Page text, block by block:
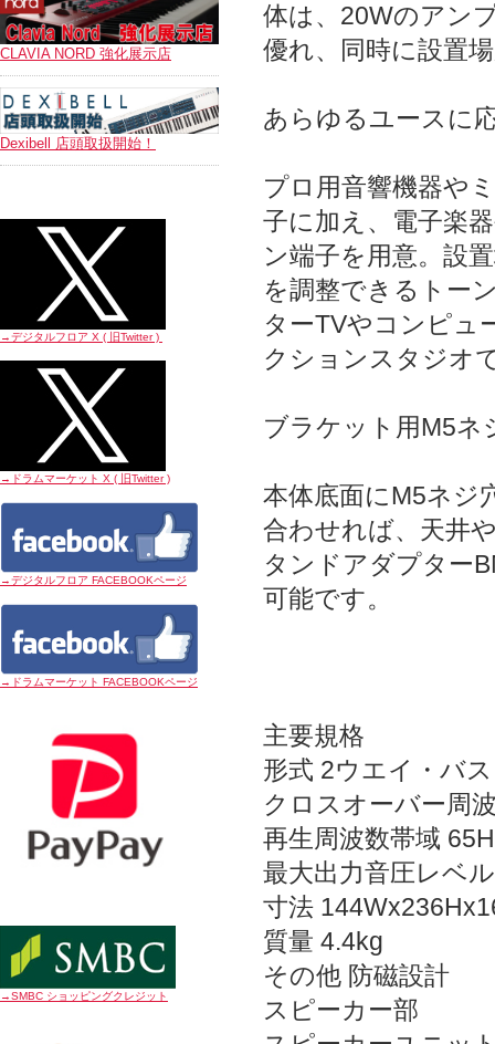
CLAVIA NORD 強化展示店
Dexibell 店頭取扱開始！
→デジタルフロア X ( 旧Twitter)
→ドラムマーケット X ( 旧Twitter)
→デジタルフロア FACEBOOKページ
→ドラムマーケット FACEBOOKページ
→SMBC ショッピングクレジット
体は、20Wのアン
優れ、同時に設置
あらゆるユースに
プロ用音響機器や
子に加え、電子楽
ン端子を用意。設
を調整できるトー
ターTVやコンピュ
クションスタジオ
ブラケット用M5ネ
本体底面にM5ネジ
合わせれば、天井
タンドアダプター
可能です。
主要規格
形式 2ウエイ・バ
クロスオーバー周
再生周波数帯域
最大出力音圧レベ
寸法
質量 4.4kg
その他 防磁設計
スピーカー部